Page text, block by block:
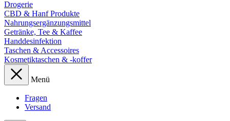
Drogerie
CBD & Hanf Produkte
Nahrungsergänzungsmittel
Getränke, Tee & Kaffee
Handdesinfektion
Taschen & Accessoires
Kosmetiktaschen & -koffer
Menü
Fragen
Versand